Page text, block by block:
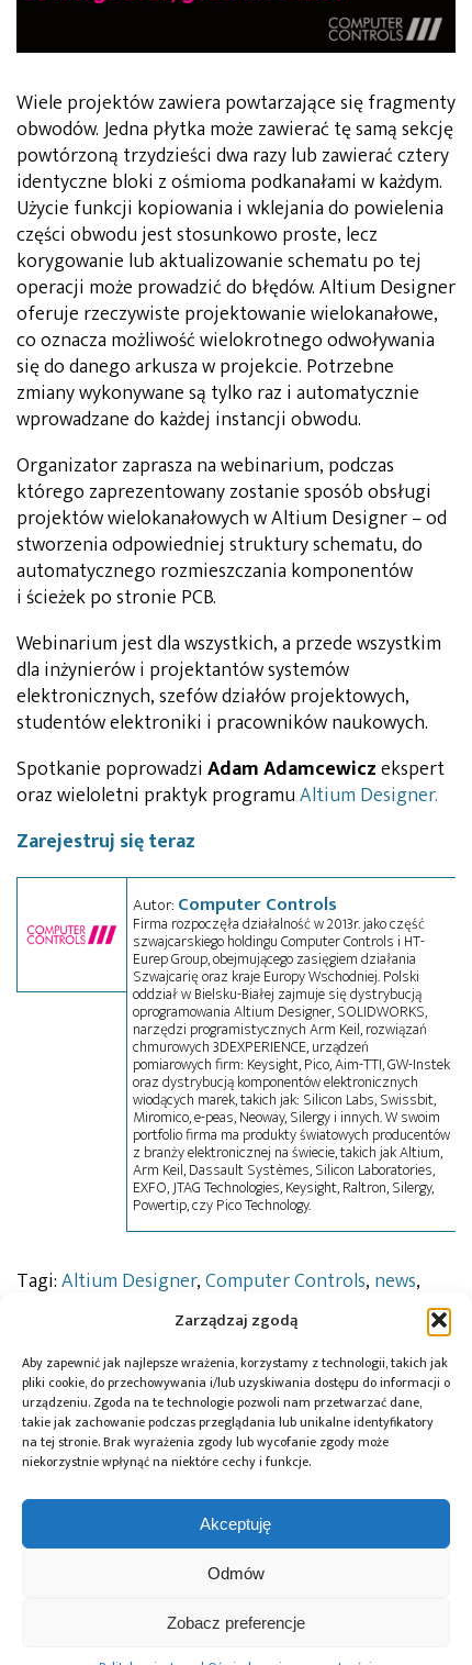
Zarządzaj zgodą
Aby zapewnić jak najlepsze wrażenia, korzystamy z technologii, takich jak
pliki cookie, do przechowywania i/lub uzyskiwania dostępu do informacji o
urządzeniu. Zgoda na te technologie pozwoli nam przetwarzać dane,
takie jak zachowanie podczas przeglądania lub unikalne identyfikatory
na tej stronie. Brak wyrażenia zgody lub wycofanie zgody może
niekorzystnie wpłynąć na niektóre cechy i funkcje.
Akceptuję
Odmów
Zobacz preferencje
Wiele projektów zawiera powtarzające się fragmenty
obwodów. Jedna płytka może zawierać tę samą sekcję
powtórzoną trzydzieści dwa razy lub zawierać cztery
identyczne bloki z ośmioma podkanałami w każdym.
Użycie funkcji kopiowania i wklejania do powielenia
części obwodu jest stosunkowo proste, lecz
korygowanie lub aktualizowanie schematu po tej
operacji może prowadzić do błędów. Altium Designer
oferuje rzeczywiste projektowanie wielokanałowe,
co oznacza możliwość wielokrotnego odwoływania
się do danego arkusza w projekcie. Potrzebne
zmiany wykonywane są tylko raz i automatycznie
wprowadzane do każdej instancji obwodu.
Organizator zaprasza na webinarium, podczas
którego zaprezentowany zostanie sposób obsługi
projektów wielokanałowych w Altium Designer – od
stworzenia odpowiedniej struktury schematu, do
automatycznego rozmieszczania komponentów
i ścieżek po stronie PCB.
Webinarium jest dla wszystkich, a przede wszystkim
dla inżynierów i projektantów systemów
elektronicznych, szefów działów projektowych,
studentów elektroniki i pracowników naukowych.
Spotkanie poprowadzi Adam Adamcewiczekspert
oraz wieloletni praktyk programuAltium Designer.
Zarejestruj się teraz
Autor: Computer Controls
Firma rozpoczęła działalność w 2013r. jako część
szwajcarskiego holdingu Computer Controls i HT-
Eurep Group, obejmującego zasięgiem działania
Szwajcarię oraz kraje Europy Wschodniej. Polski
oddział w Bielsku-Białej zajmuje się dystrybucją
oprogramowania Altium Designer, SOLIDWORKS,
narzędzi programistycznych Arm Keil, rozwiązań
chmurowych 3DEXPERIENCE, urządzeń
pomiarowych firm: Keysight, Pico, Aim-TTI, GW-Instek
oraz dystrybucją komponentów elektronicznych
wiodących marek, takich jak: Silicon Labs, Swissbit,
Miromico, e-peas, Neoway, Silergy i innych. W swoim
portfolio firma ma produkty światowych producentów
z branży elektronicznej na świecie, takich jak Altium,
Arm Keil, Dassault Systèmes, Silicon Laboratories,
EXFO, JTAG Technologies, Keysight, Raltron, Silergy,
Powertip, czy Pico Technology.
Tagi:Altium Designer,Computer Controls, news,
Przeczytaj również:
10 lat Finder
Global Electronics
opublikowało
dotyczącą
PCIe® Gen 6 dla AI